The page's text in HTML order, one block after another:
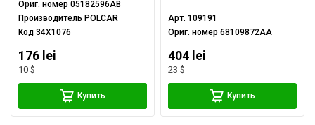
Ориг. номер05182596AB
Производитель POLCAR
Код34X1076
176 lei
10 $
Купить
Арт.109191
Ориг. номер68109872AA
404 lei
23 $
Купить